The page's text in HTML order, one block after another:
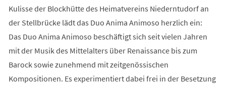
Kulisse der Blockhütte des Heimatvereins Niederntudorf an
der Stellbrücke lädt das Duo Anima Animoso herzlich ein:
Das Duo Anima Animoso beschäftigt sich seit vielen Jahren
mit der Musik des Mittelalters über Renaissance bis zum
Barock sowie zunehmend mit zeitgenössischen
Kompositionen. Es experimentiert dabei frei in der Besetzung